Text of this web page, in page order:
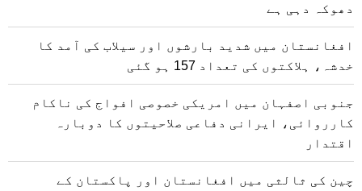
دھوکہ دہی ہے
افغانستان میں شدید بارشوں اور سیلاب کی آمد کا
خدشہ، ہلاکتوں کی تعداد 157 ہو گئی
جنوبی اصفہان میں امریکی خصوصی افواج کی ناکام
کارروائی، ایرانی دفاعی صلاحیتوں کا دوبارہ
اقتدار
چین کی ثالثی میں افغانستان اور پاکستان کے